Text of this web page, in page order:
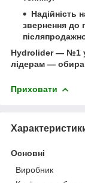
Надійність
звернення до
Hydrolider — №1 у
лідерам —
Приховати
Основні
Виробник